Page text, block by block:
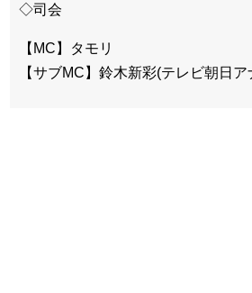
◇司会
【MC】タモリ
【サブMC】鈴木新彩(テレビ朝日